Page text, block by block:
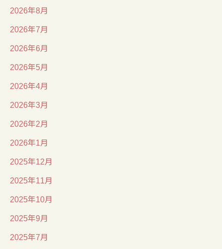
2026年8月
2026年7月
2026年6月
2026年5月
2026年4月
2026年3月
2026年2月
2026年1月
2025年12月
2025年11月
2025年10月
2025年9月
2025年7月